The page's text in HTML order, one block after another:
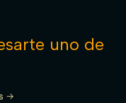
uno de